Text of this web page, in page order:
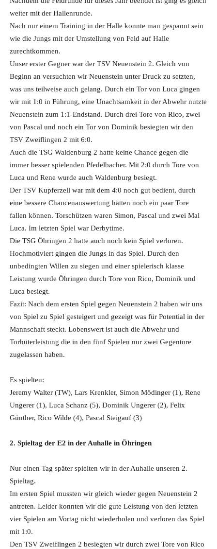
weiter mit der Hallenrunde.
Nach nur einem Training in der Halle konnte man gespannt sein
wie die Jungs mit der Umstellung von Feld auf Halle
zurechtkommen.
Unser erster Gegner war der TSV Neuenstein 2. Gleich von
Beginn an versuchten wir Neuenstein unter Druck zu setzten,
was uns teilweise auch gelang. Durch ein Tor von Luca gingen
wir mit 1:0 in Führung, eine Unachtsamkeit in der Abwehr nutzte
Neuenstein zum 1:1-Endstand. Durch drei Tore von Rico, zwei
von Pascal und noch ein Tor von Dominik besiegten wir den
TSV Zweiflingen 2 mit 6:0.
Auch die TSG Waldenburg 2 hatte keine Chance gegen die
immer besser spielenden Pfedelbacher. Mit 2:0 durch Tore von
Luca und Rene wurde auch Waldenburg besiegt.
Der TSV Kupferzell war mit dem 4:0 noch gut bedient, durch
eine bessere Chancenauswertung hätten noch ein paar Tore
fallen können. Torschützen waren Simon, Pascal und zwei Mal
Luca. Im letzten Spiel war Derbytime.
Die TSG Öhringen 2 hatte auch noch kein Spiel verloren.
Hochmotiviert gingen die Jungs in das Spiel. Durch den
unbedingten Willen zu siegen und einer spielerisch klasse
Leistung wurde Öhringen durch Tore von Rico, Dominik und
Luca besiegt.
Fazit: Nach dem ersten Spiel gegen Neuenstein 2 haben wir uns
von Spiel zu Spiel gesteigert und gezeigt was für Potential in der
Mannschaft steckt. Lobenswert ist auch die Abwehr und
Torhüterleistung die in den fünf Spielen nur zwei Gegentore
zugelassen haben.
Es spielten:
Jeremy Walter (TW), Lars Krenkler, Simon Mödinger (1), Rene
Ungerer (1), Luca Schanz (5), Dominik Ungerer (2), Felix
Günther, Rico Wilde (4), Pascal Steigauf (3)
2. Spieltag der E2 in der Auhalle in Öhringen
Nur einen Tag später spielten wir in der Auhalle unseren 2.
Spieltag.
Im ersten Spiel mussten wir gleich wieder gegen Neuenstein 2
antreten. Leider konnten wir die gute Leistung von den letzten
vier Spielen am Vortag nicht wiederholen und verloren das Spiel
mit 1:0.
Den TSV Zweiflingen 2 besiegten wir durch zwei Tore von Rico